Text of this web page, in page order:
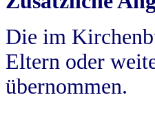
Die im
Eltern oder
übernommen.